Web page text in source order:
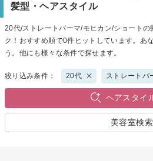
髪型・ヘアスタイル
20代/ストレートパーマ/モヒカン/ショートの
ク！おすすめ順で0件ヒットしています。あ
う。他にも様々な条件で探せます。
絞り込み条件： 20代 ストレートパ
ヘアスタイ
美容室検索